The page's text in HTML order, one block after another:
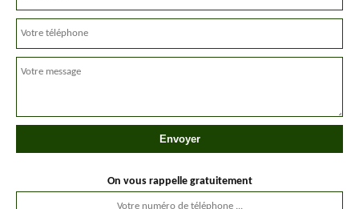
On vous rappelle gratuitement